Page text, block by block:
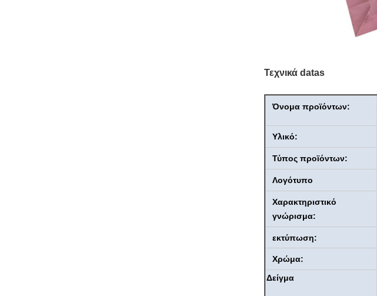
Τεχνικά datas
Όνομα προϊόντων:
Υλικό:
Τύπος προϊόντων:
Λογότυπο
Χαρακτηριστικό
γνώρισμα:
εκτύπωση:
Χρώμα:
Δείγμα